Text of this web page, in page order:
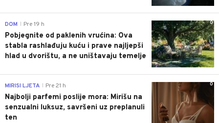
0
DOM Pre 19 h
Pobjegnite od paklenih vrućina: Ova
stabla rashlađuju kuću i prave najljepši
hlad u dvorištu, a ne uništavaju temelje
0
MIRISI LJETA Pre 21 h
Najbolji parfemi poslije mora: Mirišu na
senzualni luksuz, savršeni uz preplanuli
ten